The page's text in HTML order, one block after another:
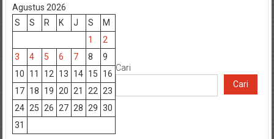
Agustus 2026
S
S R K J S
M
1
2
3
4 5 6 7 8
9
10
11 12 13 14 15
16
17 18 19 20 21 22
23
24 25 26 27 28 29 30
31
Cari
Cari